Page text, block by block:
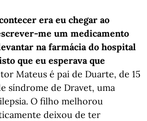
era eu chegar ao
me um medicamento
na farmácia do hospital
que eu esperava que
Mateus é pai de Duarte, de 15
síndrome de Dravet, uma
O filho melhorou
deixou de ter